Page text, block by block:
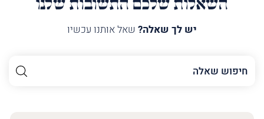
השאלות שלכם התשובות שלנו
יש לך שאלה? שאל אותנו עכשיו
השם